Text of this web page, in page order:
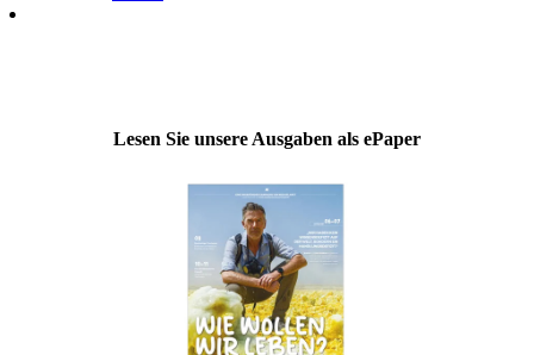
Lesen Sie unsere Ausgaben als ePaper